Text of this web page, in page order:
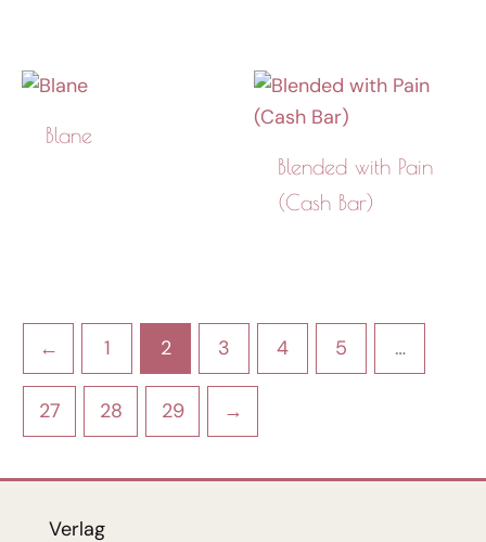
Blane
Blended with Pain
(Cash Bar)
← 1 2 3 4 5 …
27 28 29 →
Verlag